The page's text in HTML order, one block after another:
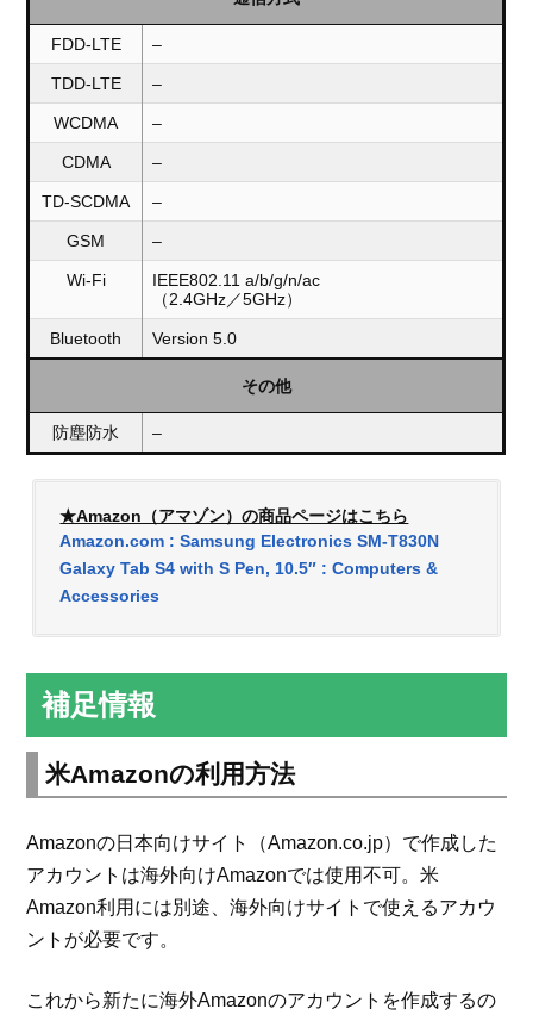
FDD-LTE –
TDD-LTE –
WCDMA –
CDMA –
TD-SCDMA –
GSM –
Wi-Fi
IEEE802.11 a/b/g/n/ac
（2.4GHz／5GHz）
Bluetooth Version 5.0
その他
防塵防水 –
★Amazon（アマゾン）の商品ページはこちら
Amazon.com : Samsung Electronics SM-T830N
Galaxy Tab S4 with S Pen, 10.5″ : Computers &
Accessories
補足情報
米Amazonの利用方法
Amazonの日本向けサイト（Amazon.co.jp）で作成した
アカウントは海外向けAmazonでは使用不可。米
Amazon利用には別途、海外向けサイトで使えるアカウ
ントが必要です。
これから新たに海外Amazonのアカウントを作成するの